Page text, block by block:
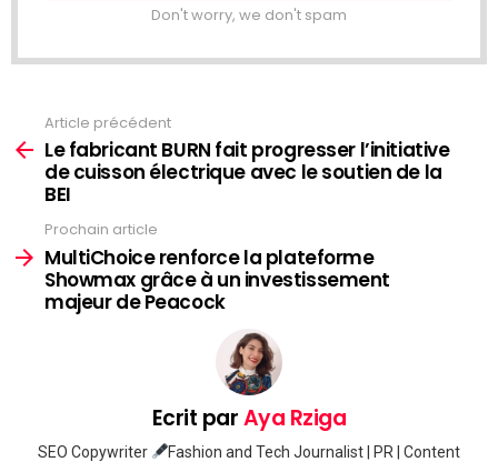
Don't worry, we don't spam
plus
Article précédent
Le fabricant BURN fait progresser l’initiative
de cuisson électrique avec le soutien de la
BEI
Prochain article
MultiChoice renforce la plateforme
Showmax grâce à un investissement
majeur de Peacock
Ecrit parAya Rziga
SEO Copywriter
Fashion and Tech Journalist | PR | Content